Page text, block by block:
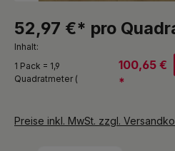
52,97 €* pro
Inhalt:
1 Pack = 1,9
Quadratmeter (
100,65 €
*
Preise inkl. MwSt. zzgl.